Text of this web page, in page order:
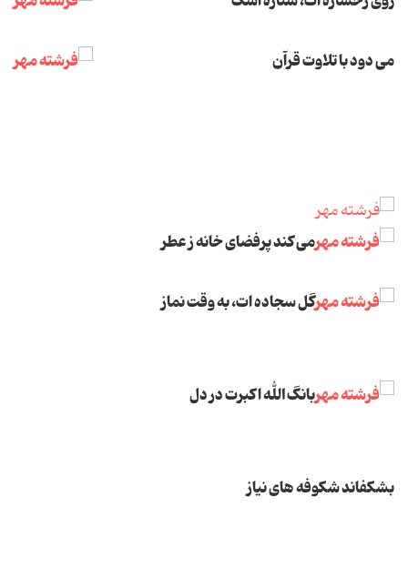
می دود با تلاوت قرآن
می کند پرفضای خانه ز عطر
گل سجاده ات، به وقت نماز
بانگ الله اکبرت در دل
بشکفاند شکوفه های نیاز